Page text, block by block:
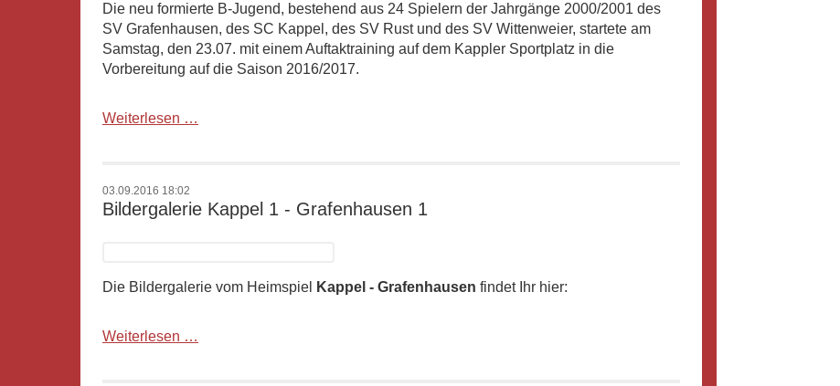
FV
3:4
(3:2)
Die neu formierte B-Jugend, bestehend aus 24 Spielern der Jahrgänge 2000/2001 des
SV Grafenhausen, des SC Kappel, des SV Rust und des SV Wittenweier, startete am
Samstag, den 23.07. mit einem Auftaktraining auf dem Kappler Sportplatz in die
Vorbereitung auf die Saison 2016/2017.
Weiterlesen …
in
03.09.2016 18:02
Bildergalerie Kappel 1 - Grafenhausen 1
Die Bildergalerie vom Heimspiel Kappel - Grafenhausen findet Ihr hier:
Weiterlesen …